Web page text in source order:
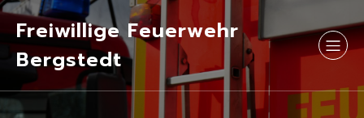
Freiwillige Feuerwehr
Bergstedt